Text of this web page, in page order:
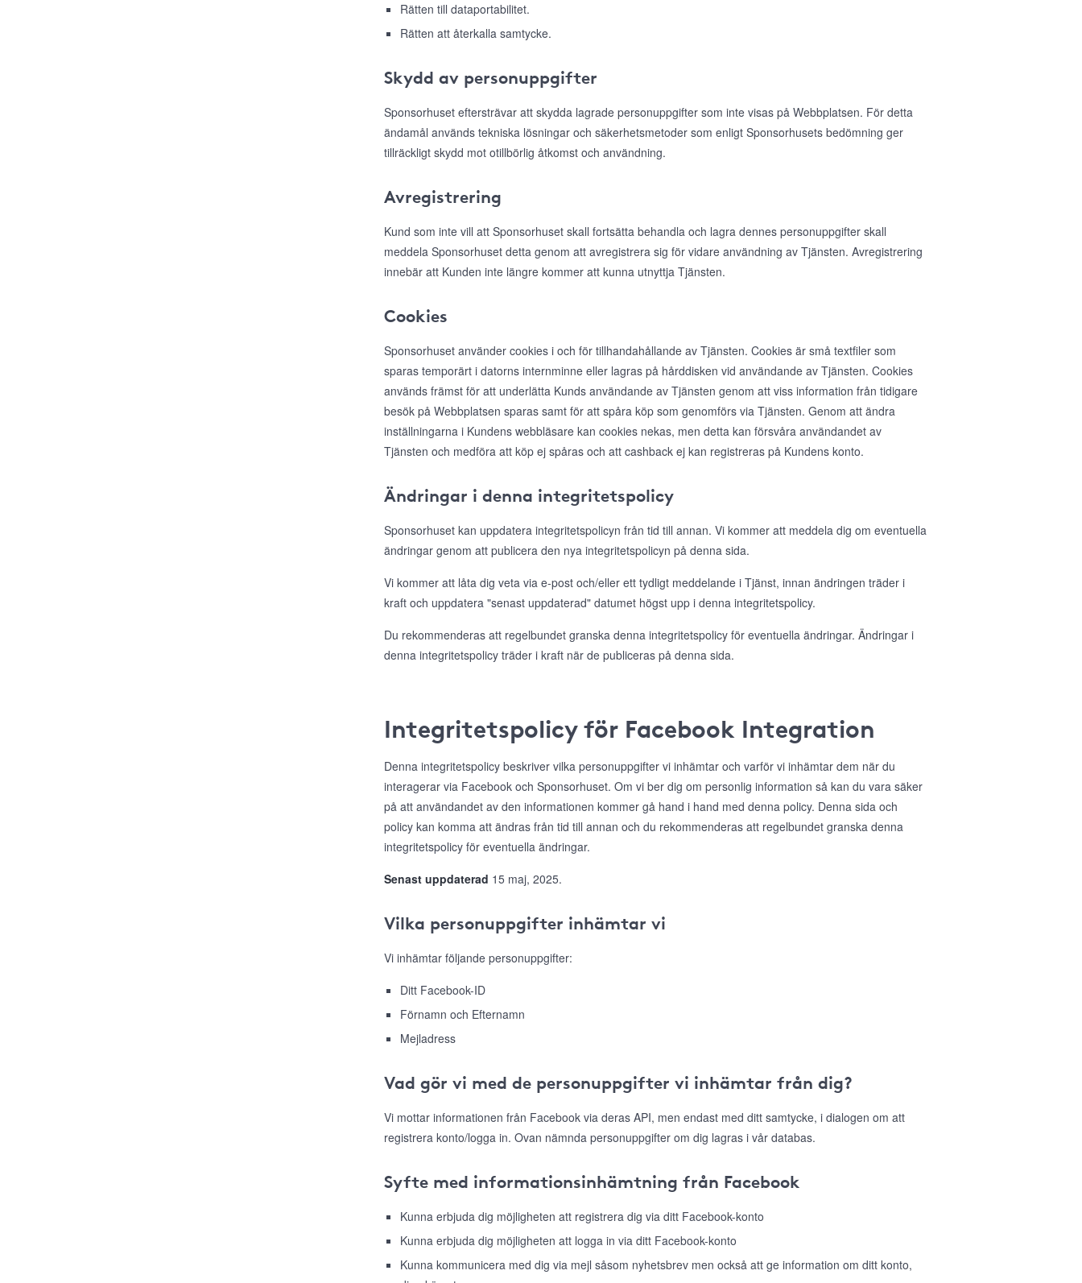
Rätten till dataportabilitet.
Rätten att återkalla samtycke.
Skydd av personuppgifter
Sponsorhuset eftersträvar att skydda lagrade personuppgifter som inte visas på Webbplatsen. För detta
ändamål används tekniska lösningar och säkerhetsmetoder som enligt Sponsorhusets bedömning ger
tillräckligt skydd mot otillbörlig åtkomst och användning.
Avregistrering
Kund som inte vill att Sponsorhuset skall fortsätta behandla och lagra dennes personuppgifter skall
meddela Sponsorhuset detta genom att avregistrera sig för vidare användning av Tjänsten. Avregistrering
innebär att Kunden inte längre kommer att kunna utnyttja Tjänsten.
Cookies
Sponsorhuset använder cookies i och för tillhandahållande av Tjänsten. Cookies är små textfiler som
sparas temporärt i datorns internminne eller lagras på hårddisken vid användande av Tjänsten. Cookies
används främst för att underlätta Kunds användande av Tjänsten genom att viss information från tidigare
besök på Webbplatsen sparas samt för att spåra köp som genomförs via Tjänsten. Genom att ändra
inställningarna i Kundens webbläsare kan cookies nekas, men detta kan försvåra användandet av
Tjänsten och medföra att köp ej spåras och att cashback ej kan registreras på Kundens konto.
Ändringar i denna integritetspolicy
Sponsorhuset kan uppdatera integritetspolicyn från tid till annan. Vi kommer att meddela dig om eventuella
ändringar genom att publicera den nya integritetspolicyn på denna sida.
Vi kommer att låta dig veta via e-post och/eller ett tydligt meddelande i Tjänst, innan ändringen träder i
kraft och uppdatera "senast uppdaterad" datumet högst upp i denna integritetspolicy.
Du rekommenderas att regelbundet granska denna integritetspolicy för eventuella ändringar. Ändringar i
denna integritetspolicy träder i kraft när de publiceras på denna sida.
Integritetspolicy för Facebook Integration
Denna integritetspolicy beskriver vilka personuppgifter vi inhämtar och varför vi inhämtar dem när du
interagerar via Facebook och Sponsorhuset. Om vi ber dig om personlig information så kan du vara säker
på att användandet av den informationen kommer gå hand i hand med denna policy. Denna sida och
policy kan komma att ändras från tid till annan och du rekommenderas att regelbundet granska denna
integritetspolicy för eventuella ändringar.
Senast uppdaterad 15 maj, 2025.
Vilka personuppgifter inhämtar vi
Vi inhämtar följande personuppgifter:
Ditt Facebook-ID
Förnamn och Efternamn
Mejladress
Vad gör vi med de personuppgifter vi inhämtar från dig?
Vi mottar informationen från Facebook via deras API, men endast med ditt samtycke, i dialogen om att
registrera konto/logga in. Ovan nämnda personuppgifter om dig lagras i vår databas.
Syfte med informationsinhämtning från Facebook
Kunna erbjuda dig möjligheten att registrera dig via ditt Facebook-konto
Kunna erbjuda dig möjligheten att logga in via ditt Facebook-konto
Kunna kommunicera med dig via mejl såsom nyhetsbrev men också att ge information om ditt konto,